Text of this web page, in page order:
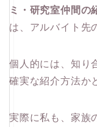
ミ・研究室仲間の
は、アルバイト先
個人的には、知り
確実な紹介方法か
実際に私も、家族